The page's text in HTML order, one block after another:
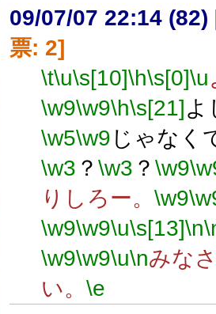
09/07/07 22:14 (82)
票: 2]
\t\u\s[10]\h\s[0]\u
\w9\w9\h\s[21]よ
\w5\w9 じゃなく
\w3 ？ \w3 ？ \w9
りしろー。 \w9
\w9\w9\u\s[13]\n
\w9\w9\u\nみな
い。 \e